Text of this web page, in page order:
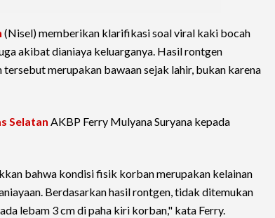
(Nisel) memberikan klarifikasi soal viral kaki bocah
akibat dianiaya keluarganya. Hasil rontgen
merupakan bawaan sejak lahir, bukan karena
Selatan AKBP Ferry Mulyana Suryana kepada
bahwa kondisi fisik korban merupakan kelainan
Berdasarkan hasil rontgen, tidak ditemukan
lebam 3 cm di paha kiri korban," kata Ferry.